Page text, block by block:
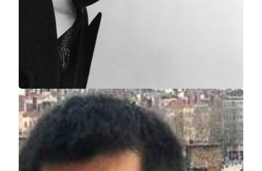
澳门美高梅
爱丽丝梦游仙境
萨尔瓦多‧达利